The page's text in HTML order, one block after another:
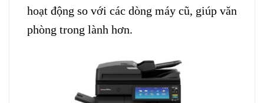
hoạt động so với các dòng máy cũ, giúp văn
phòng trong lành hơn.